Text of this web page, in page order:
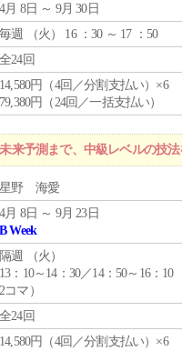
4月 8日 ～ 9月 30日
毎週 （火 ） 16 ：30 ～ 17 ：50
全24回
14,580円（4回／分割支払い）×6
79,380円（24回／一括支払い）
来予測まで、中級レベルの技法
星野 海愛
4月 8日 ～ 9月 23日
B Week
隔週 （火 ）
13：10～14：30／14：50～16：10
2コマ）
全24回
14,580円（4回／分割支払い）×6